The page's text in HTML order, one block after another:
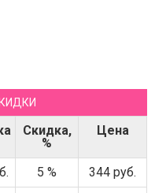
Скидка,
%
Цена
5 %
344 руб.